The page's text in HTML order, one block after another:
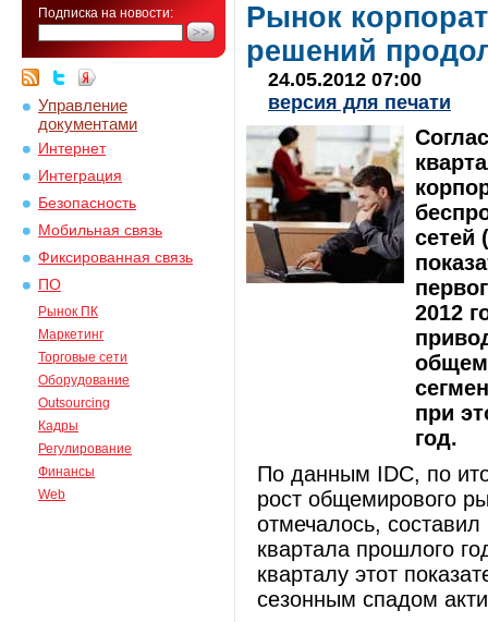
Подписка на новости:
Управление
документами
Интернет
Интеграция
Безопасность
Мобильная связь
Фиксированная связь
ПО
Рынок ПК
Маркетинг
Торговые сети
Оборудование
Outsourcing
Кадры
Регулирование
Финансы
Web
Рынок
решений
24.05.2012 07:00
версия для печати
сетей
2012
при
год.
По данным IDC, по
рост общемирового
отмечалось,
квартала прошлого
кварталу этот
сезонным спадом